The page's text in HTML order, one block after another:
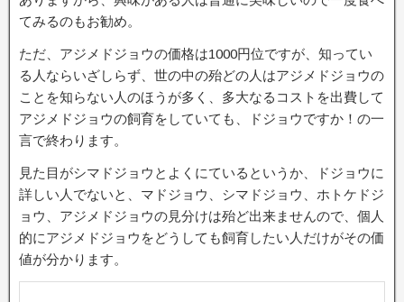
てみるのもお勧め。
ただ、アジメドジョウの価格は1000円位ですが、知ってい
る人ならいざしらず、世の中の殆どの人はアジメドジョウの
ことを知らない人のほうが多く、多大なるコストを出費して
アジメドジョウの飼育をしていても、ドジョウですか！の一
言で終わります。
見た目がシマドジョウとよくにているというか、ドジョウに
詳しい人でないと、マドジョウ、シマドジョウ、ホトケドジ
ョウ、アジメドジョウの見分けは殆ど出来ませんので、個人
的にアジメドジョウをどうしても飼育したい人だけがその価
値が分かります。